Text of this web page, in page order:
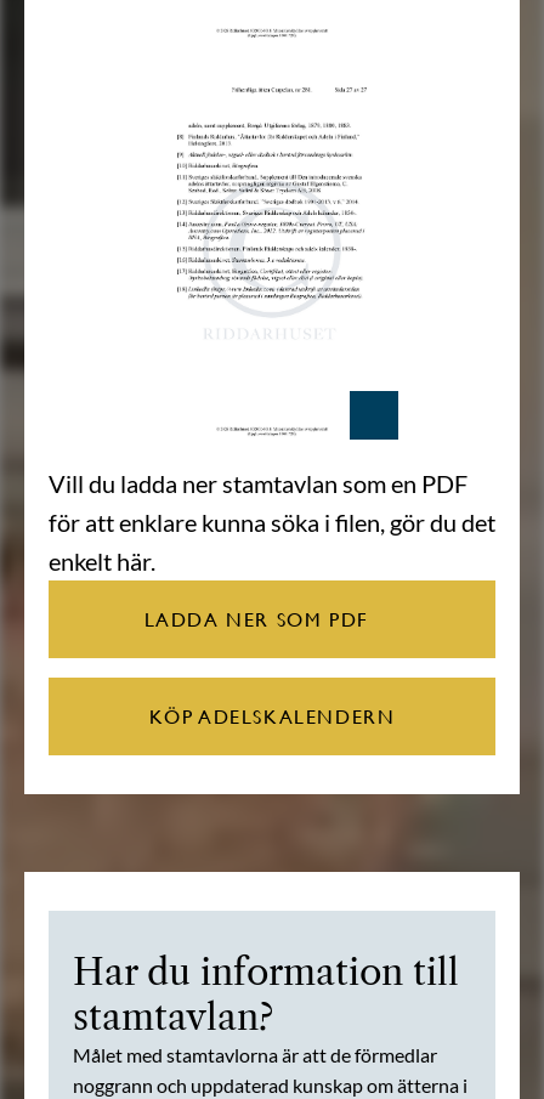
Vill du ladda ner stamtavlan som en PDF
för att enklare kunna söka i filen, gör du det
enkelt här.
LADDA NER SOM PDF
KÖP ADELSKALENDERN
Har du information till
stamtavlan?
Målet med stamtavlorna är att de förmedlar
noggrann och uppdaterad kunskap om ätterna i